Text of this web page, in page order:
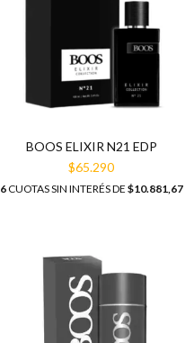
BOOS ELIXIR N21 EDP
$65.290
6CUOTAS SIN INTERÉS DE $10.881,67